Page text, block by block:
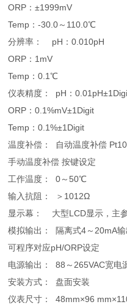
ORP：±1999mV
Temp：-30.0～110.0℃
分辨率： pH：0.010pH
ORP：1mV
Temp：0.1℃
仪表精度： pH：
ORP：0.1%mV±1Digit
Temp：0.1%±1Digit
温度补偿： 自动温度补偿
手动温度补偿 按键设定
工作温度： 0～50℃
输入抗阻： ＞1012Ω
显示幕： 大型LCD显示，主
模拟输出： 隔离式4～20mA输
可程序对应pH/ORP设定
电源输出： 88～265VAC宽电
安装方式： 盘面安装
仪表尺寸： 48mm×96